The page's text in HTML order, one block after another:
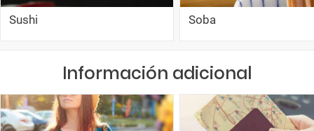
Sushi Soba
Información adicional